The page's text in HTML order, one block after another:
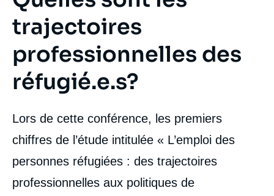
intervention
médiatique
trajectoires
professionnelles des
réfugié.e.s?
Lors de cette conférence, les premiers
chiffres de l’étude intitulée « L’emploi des
personnes réfugiées : des trajectoires
professionnelles aux politiques de